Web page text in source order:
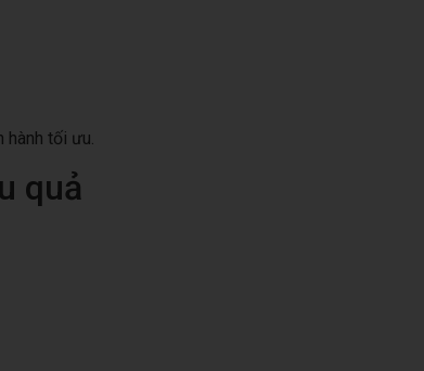
tối ưu.
quả